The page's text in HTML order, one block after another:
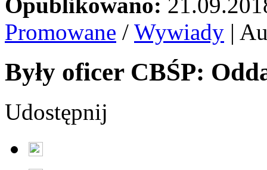
Promowane / Wywiady |
Były oficer CBŚP:
Udostępnij